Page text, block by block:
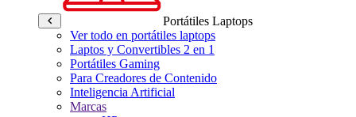
Portátiles Laptops
Ver todo en portátiles laptops
Laptos y Convertibles 2 en 1
Portátiles Gaming
Para Creadores de Contenido
Inteligencia Artificial
Marcas